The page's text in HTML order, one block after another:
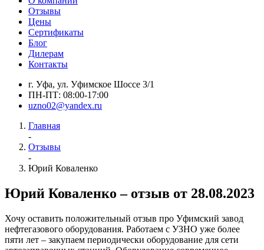
Отзывы
Цены
Сертификаты
Блог
Дилерам
Контакты
г. Уфа, ул. Уфимское Шоссе 3/1
ПН-ПТ: 08:00-17:00
uzno02@yandex.ru
Главная
-
Отзывы
-
Юрий Коваленко
Юрий Коваленко – отзыв от 28.08.2023
Хочу оставить положительный отзыв про Уфимский завод
нефтегазового оборудования. Работаем с УЗНО уже более
пяти лет – закупаем периодически оборудование для сети